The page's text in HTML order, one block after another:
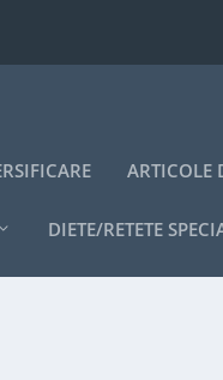
ARTICOLE
DIETE/RETETE